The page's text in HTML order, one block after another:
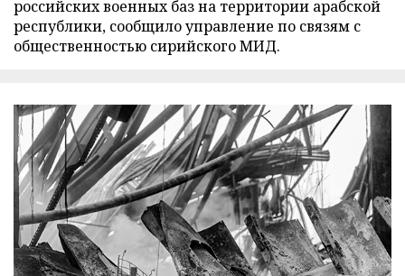
российских военных баз на территории арабской
республики, сообщило управление по связям с
общественностью сирийского МИД.